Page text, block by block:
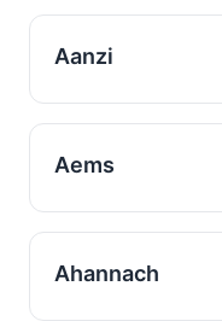
Aanzi
Aems
Ahannach